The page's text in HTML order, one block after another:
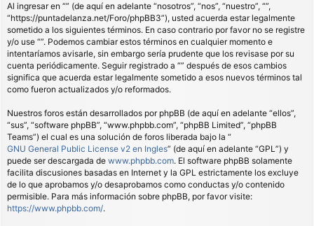
s
Al ingresar en “” (de aquí en adelante “nosotros”, “nos”, “nuestro”, “”,
“https://puntadelanza.net/Foro/phpBB3”), usted acuerda estar legalmente
sometido a los siguientes términos. En caso contrario por favor no se registre
y/o use “”. Podemos cambiar estos términos en cualquier momento e
intentaríamos avisarle, sin embargo sería prudente que los revisase por su
cuenta periódicamente. Seguir registrado a “” después de esos cambios
significa que acuerda estar legalmente sometido a esos nuevos términos tal
como fueron actualizados y/o reformados.
Nuestros foros están desarrollados por phpBB (de aquí en adelante “ellos”,
“sus”, “software phpBB”, “www.phpbb.com”, “phpBB Limited”, “phpBB
Teams”) el cual es una solución de foros liberada bajo la “
GNU General Public License v2 en Ingles” (de aquí en adelante “GPL”) y
puede ser descargada de www.phpbb.com. El software phpBB solamente
facilita discusiones basadas en Internet y la GPL estrictamente los excluye
de lo que aprobamos y/o desaprobamos como conductas y/o contenido
permisible. Para más información sobre phpBB, por favor visite:
https://www.phpbb.com/.